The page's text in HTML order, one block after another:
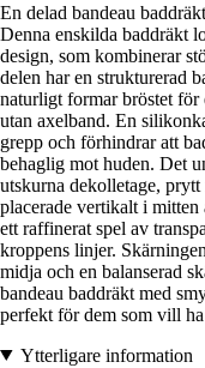
En delad bandeau
Denna enskilda baddräkt
design, som kombinerar
delen har en strukturerad
naturligt formar bröstet för
utan axelband. En
grepp och förhindrar att
behaglig mot huden. Det
utskurna dekolletage,
placerade vertikalt i mitten
ett raffinerat spel av
kroppens linjer.
midja och en balanserad
bandeau baddräkt med
perfekt för dem som vill
Ytterligare information